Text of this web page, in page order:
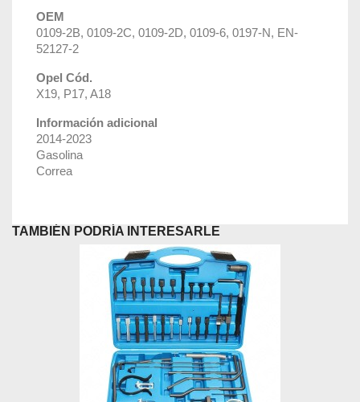
OEM
0109-2B, 0109-2C, 0109-2D, 0109-6, 0197-N, EN-
52127-2
Opel Cód.
X19, P17, A18
Información adicional
2014-2023
Gasolina
Correa
TAMBIÉN PODRÍA INTERESARLE